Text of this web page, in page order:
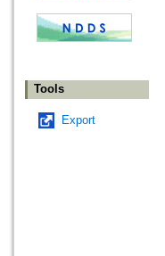
Tools
Export